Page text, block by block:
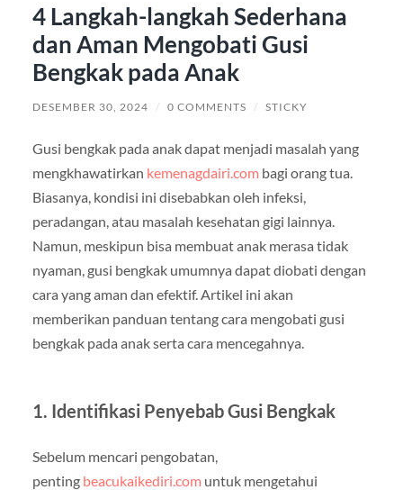
4 Langkah-langkah Sederhana
dan Aman Mengobati Gusi
Bengkak pada Anak
DESEMBER 30, 2024 / 0 COMMENTS / STICKY
Gusi bengkak pada anak dapat menjadi masalah yang
mengkhawatirkan kemenagdairi.com bagi orang tua.
Biasanya, kondisi ini disebabkan oleh infeksi,
peradangan, atau masalah kesehatan gigi lainnya.
Namun, meskipun bisa membuat anak merasa tidak
nyaman, gusi bengkak umumnya dapat diobati dengan
cara yang aman dan efektif. Artikel ini akan
memberikan panduan tentang cara mengobati gusi
bengkak pada anak serta cara mencegahnya.
1. Identifikasi Penyebab Gusi Bengkak
Sebelum mencari pengobatan,
penting beacukaikediri.com untuk mengetahui